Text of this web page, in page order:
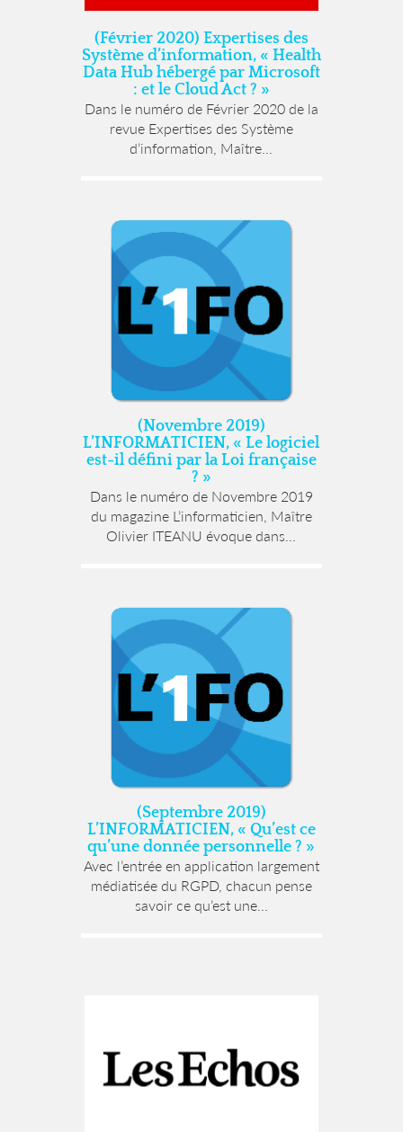
(Février 2020) Expertises des
Système d’information, « Health
Data Hub hébergé par Microsoft
: et le Cloud Act ? »
Dans le numéro de Février 2020 de la
revue Expertises des Système
d’information, Maître...
(Novembre 2019)
L’INFORMATICIEN, « Le logiciel
est-il défini par la Loi française
? »
Dans le numéro de Novembre 2019
du magazine L’informaticien, Maître
Olivier ITEANU évoque dans...
(Septembre 2019)
L’INFORMATICIEN, « Qu’est ce
qu’une donnée personnelle ? »
Avec l’entrée en application largement
médiatisée du RGPD, chacun pense
savoir ce qu’est une...